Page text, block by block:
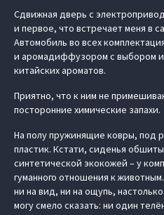
Сдвижная дверь с
и первое, что встречает меня в
Автомобиль во всех
и аромадиффузором с выбором
китайских ароматов.
Приятно, что к ним не
посторонние химические запахи.
На полу пружинящие ковры, под
пластик. Кстати, сиденья
синтетической экокожей – у
гуманного отношения к
ни на вид, ни на ощупь,
могу смело сказать: ни один